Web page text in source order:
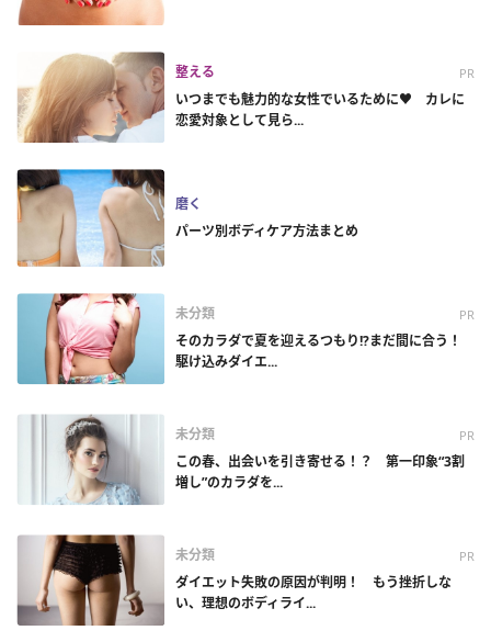
整える PR
いつまでも魅力的な女性でいるために♥ カレに
恋愛対象として見ら...
磨く
パーツ別ボディケア方法まとめ
未分類 PR
そのカラダで夏を迎えるつもり!?まだ間に合う！
駆け込みダイエ...
未分類 PR
この春、出会いを引き寄せる！？ 第一印象“3割
増し”のカラダを...
未分類 PR
ダイエット失敗の原因が判明！ もう挫折しな
い、理想のボディライ...